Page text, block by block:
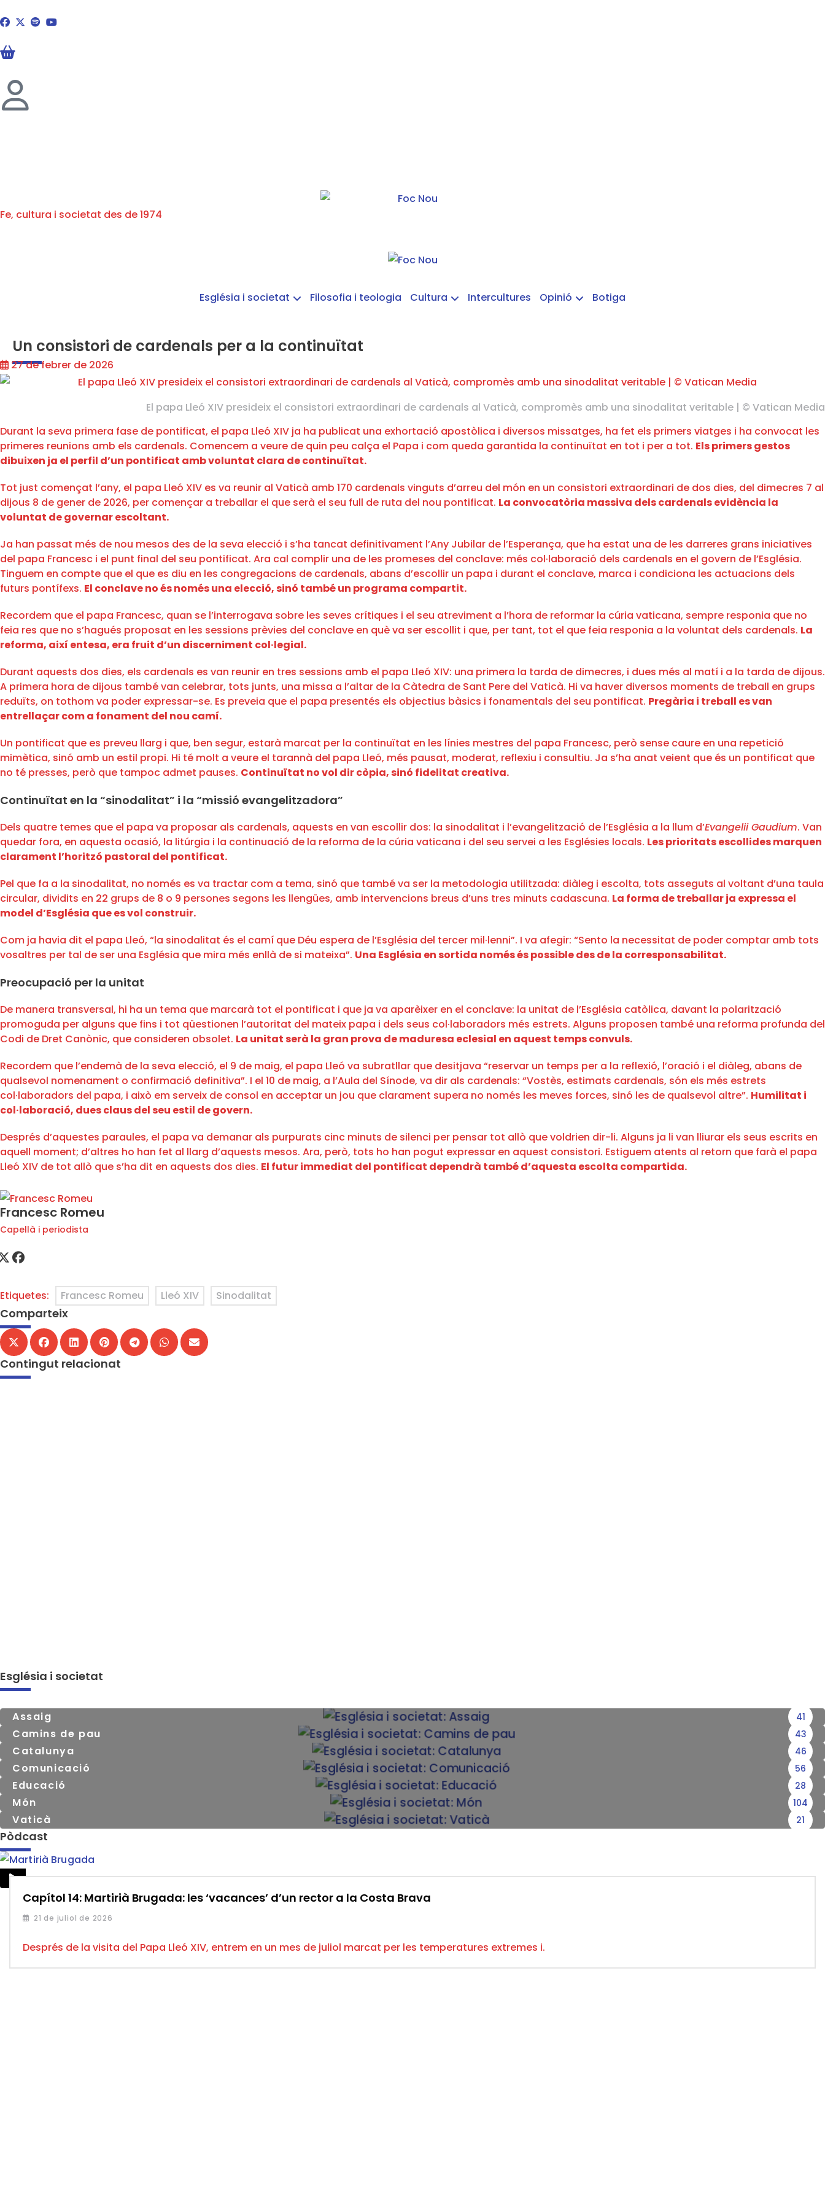
Fe, cultura i societat des de 1974
Església i societat Filosofia i teologia Cultura Intercultures Opinió Botiga
Un consistori de cardenals per a la continuïtat
27 de febrer de 2026
El papa Lleó XIV presideix el consistori extraordinari de cardenals al Vaticà, compromès amb una sinodalitat veritable | © Vatican Media
Durant la seva primera fase de pontificat, el papa Lleó XIV ja ha publicat una exhortació apostòlica i diversos missatges, ha fet els primers viatges i ha convocat les
primeres reunions amb els cardenals. Comencem a veure de quin peu calça el Papa i com queda garantida la continuïtat en tot i per a tot. Els primers gestos
dibuixen ja el perfil d’un pontificat amb voluntat clara de continuïtat.
Tot just començat l’any, el papa Lleó XIV es va reunir al Vaticà amb 170 cardenals vinguts d’arreu del món en un consistori extraordinari de dos dies, del dimecres 7 al
dijous 8 de gener de 2026, per començar a treballar el que serà el seu full de ruta del nou pontificat. La convocatòria massiva dels cardenals evidència la
voluntat de governar escoltant.
Ja han passat més de nou mesos des de la seva elecció i s’ha tancat definitivament l’Any Jubilar de l’Esperança, que ha estat una de les darreres grans iniciatives
del papa Francesc i el punt final del seu pontificat. Ara cal complir una de les promeses del conclave: més col·laboració dels cardenals en el govern de l’Església.
Tinguem en compte que el que es diu en les congregacions de cardenals, abans d’escollir un papa i durant el conclave, marca i condiciona les actuacions dels
futurs pontífexs. El conclave no és només una elecció, sinó també un programa compartit.
Recordem que el papa Francesc, quan se l’interrogava sobre les seves crítiques i el seu atreviment a l’hora de reformar la cúria vaticana, sempre responia que no
feia res que no s’hagués proposat en les sessions prèvies del conclave en què va ser escollit i que, per tant, tot el que feia responia a la voluntat dels cardenals. La
reforma, així entesa, era fruit d’un discerniment col·legial.
Durant aquests dos dies, els cardenals es van reunir en tres sessions amb el papa Lleó XIV: una primera la tarda de dimecres, i dues més al matí i a la tarda de dijous.
A primera hora de dijous també van celebrar, tots junts, una missa a l’altar de la Càtedra de Sant Pere del Vaticà. Hi va haver diversos moments de treball en grups
reduïts, on tothom va poder expressar-se. Es preveia que el papa presentés els objectius bàsics i fonamentals del seu pontificat. Pregària i treball es van
entrellaçar com a fonament del nou camí.
Un pontificat que es preveu llarg i que, ben segur, estarà marcat per la continuïtat en les línies mestres del papa Francesc, però sense caure en una repetició
mimètica, sinó amb un estil propi. Hi té molt a veure el tarannà del papa Lleó, més pausat, moderat, reflexiu i consultiu. Ja s’ha anat veient que és un pontificat que
no té presses, però que tampoc admet pauses. Continuïtat no vol dir còpia, sinó fidelitat creativa.
Continuïtat en la “sinodalitat” i la “missió evangelitzadora”
Dels quatre temes que el papa va proposar als cardenals, aquests en van escollir dos: la sinodalitat i l’evangelització de l’Església a la llum d’Evangelii Gaudium. Van
quedar fora, en aquesta ocasió, la litúrgia i la continuació de la reforma de la cúria vaticana i del seu servei a les Esglésies locals. Les prioritats escollides marquen
clarament l’horitzó pastoral del pontificat.
Pel que fa a la sinodalitat, no només es va tractar com a tema, sinó que també va ser la metodologia utilitzada: diàleg i escolta, tots asseguts al voltant d’una taula
circular, dividits en 22 grups de 8 o 9 persones segons les llengües, amb intervencions breus d’uns tres minuts cadascuna. La forma de treballar ja expressa el
model d’Església que es vol construir.
Com ja havia dit el papa Lleó, “la sinodalitat és el camí que Déu espera de l’Església del tercer mil·lenni”. I va afegir: “Sento la necessitat de poder comptar amb tots
vosaltres per tal de ser una Església que mira més enllà de si mateixa”. Una Església en sortida només és possible des de la corresponsabilitat.
Preocupació per la unitat
De manera transversal, hi ha un tema que marcarà tot el pontificat i que ja va aparèixer en el conclave: la unitat de l’Església catòlica, davant la polarització
promoguda per alguns que fins i tot qüestionen l’autoritat del mateix papa i dels seus col·laboradors més estrets. Alguns proposen també una reforma profunda del
Codi de Dret Canònic, que consideren obsolet. La unitat serà la gran prova de maduresa eclesial en aquest temps convuls.
Recordem que l’endemà de la seva elecció, el 9 de maig, el papa Lleó va subratllar que desitjava “reservar un temps per a la reflexió, l’oració i el diàleg, abans de
qualsevol nomenament o confirmació definitiva”. I el 10 de maig, a l’Aula del Sínode, va dir als cardenals: “Vostès, estimats cardenals, són els més estrets
col·laboradors del papa, i això em serveix de consol en acceptar un jou que clarament supera no només les meves forces, sinó les de qualsevol altre”. Humilitat i
col·laboració, dues claus del seu estil de govern.
Després d’aquestes paraules, el papa va demanar als purpurats cinc minuts de silenci per pensar tot allò que voldrien dir-li. Alguns ja li van lliurar els seus escrits en
aquell moment; d’altres ho han fet al llarg d’aquests mesos. Ara, però, tots ho han pogut expressar en aquest consistori. Estiguem atents al retorn que farà el papa
Lleó XIV de tot allò que s’ha dit en aquests dos dies. El futur immediat del pontificat dependrà també d’aquesta escolta compartida.
Francesc Romeu
Capellà i periodista
Etiquetes: Francesc Romeu Lleó XIV Sinodalitat
Comparteix
Contingut relacionat
Església i societat
Assaig 41
Camins de pau 43
Catalunya 46
Comunicació 56
Educació 28
Món 104
Vaticà 21
Pòdcast
Capítol 14: Martirià Brugada: les ‘vacances’ d’un rector a la Costa Brava
21 de juliol de 2026
Després de la visita del Papa Lleó XIV, entrem en un mes de juliol marcat per les temperatures extremes i.